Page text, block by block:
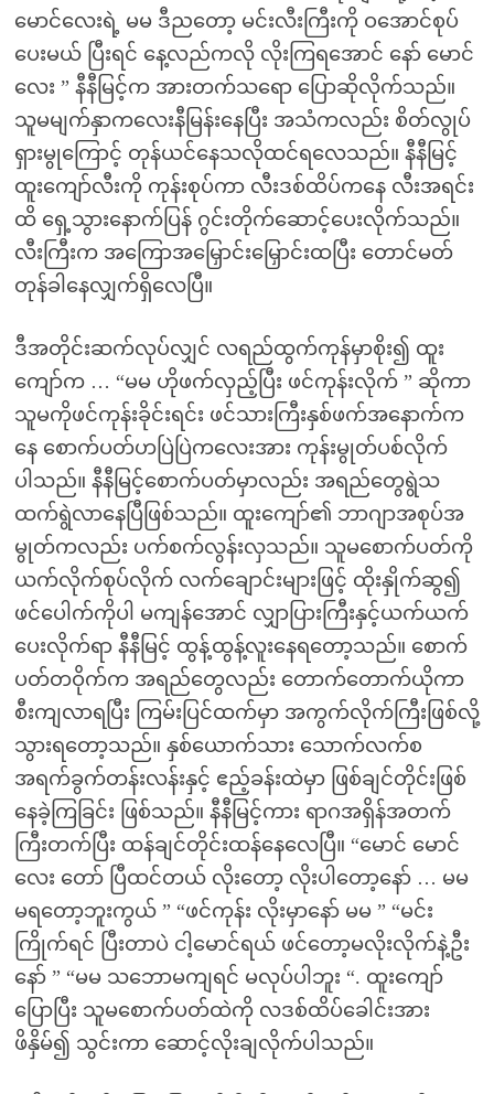
မောင်လေးရဲ့ မမ ဒီညတော့ မင်းလီးကြီးကို ဝအောင်စုပ်
ပေးမယ် ပြီးရင် နေ့လည်ကလို လိုးကြရအောင် နော် မောင်
လေး ” နီနီမြင့်က အားတက်သရော ပြောဆိုလိုက်သည်။
သူမမျက်နှာကလေးနီမြန်းနေပြီး အသံကလည်း စိတ်လွုပ်
ရှားမွုကြောင့် တုန်ယင်နေသလိုထင်ရလေသည်။ နီနီမြင့်
ထူးကျော်လီးကို ကုန်းစုပ်ကာ လီးဒစ်ထိပ်ကနေ လီးအရင်း
ထိ ရှေ့သွားနောက်ပြန် ဂွင်းတိုက်ဆောင့်ပေးလိုက်သည်။
လီးကြီးက အကြောအမြှောင်းမြှောင်းထပြီး တောင်မတ်
တုန်ခါနေလျှက်ရှိလေပြီ။
ဒီအတိုင်းဆက်လုပ်လျှင် လရည်ထွက်ကုန်မှာစိုး၍ ထူး
ကျော်က … “မမ ဟိုဖက်လှည့်ပြီး ဖင်ကုန်းလိုက် ” ဆိုကာ
သူမကိုဖင်ကုန်းခိုင်းရင်း ဖင်သားကြီးနှစ်ဖက်အနောက်က
နေ စောက်ပတ်ဟပြဲပြဲကလေးအား ကုန်းမွုတ်ပစ်လိုက်
ပါသည်။ နီနီမြင့်စောက်ပတ်မှာလည်း အရည်တွေရွဲသ
ထက်ရွဲလာနေပြီဖြစ်သည်။ ထူးကျော်၏ ဘာဂျာအစုပ်အ
မွုတ်ကလည်း ပက်စက်လွန်းလှသည်။ သူမစောက်ပတ်ကို
ယက်လိုက်စုပ်လိုက် လက်ချောင်းများဖြင့် ထိုးနှိုက်ဆွ၍
ဖင်ပေါက်ကိုပါ မကျန်အောင် လျှာပြားကြီးနှင့်ယက်ယက်
ပေးလိုက်ရာ နီနီမြင့် ထွန့်ထွန့်လူးနေရတော့သည်။ စောက်
ပတ်တဝိုက်က အရည်တွေလည်း တောက်တောက်ယိုကာ
စီးကျလာရပြီး ကြမ်းပြင်ထက်မှာ အကွက်လိုက်ကြီးဖြစ်လို့
သွားရတော့သည်။ နှစ်ယောက်သား သောက်လက်စ
အရက်ခွက်တန်းလန်းနှင့် ဧည့်ခန်းထဲမှာ ဖြစ်ချင်တိုင်းဖြစ်
နေခဲ့ကြခြင်း ဖြစ်သည်။ နီနီမြင့်ကား ရာဂအရှိန်အတက်
ကြီးတက်ပြီး ထန်ချင်တိုင်းထန်နေလေပြီ။ “မောင် မောင်
လေး တော် ပြီထင်တယ် လိုးတော့ လိုးပါတော့နော် … မမ
မရတော့ဘူးကွယ် ” “ဖင်ကုန်း လိုးမှာနော် မမ ” “မင်း
ကြိုက်ရင် ပြီးတာပဲ ငါ့မောင်ရယ် ဖင်တော့မလိုးလိုက်နဲ့ဦး
နော် ” “မမ သဘောမကျရင် မလုပ်ပါဘူး “. ထူးကျော်
ပြောပြီး သူမစောက်ပတ်ထဲကို လဒစ်ထိပ်ခေါင်းအား
ဖိနှိမ်၍ သွင်းကာ ဆောင့်လိုးချလိုက်ပါသည်။